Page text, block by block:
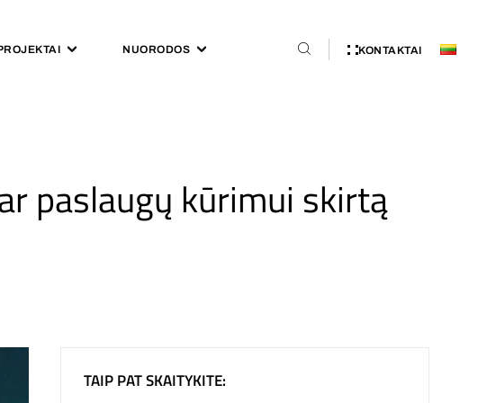
NUORODOS KONTAKTAI
paslaugų kūrimui skirtą
TAIP PAT SKAITYKITE: